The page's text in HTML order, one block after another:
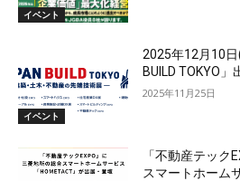
イベント
イベント
2025年12月10
BUILD TOKYO」
2025年11月25日
「不動産テック
スマートホーム